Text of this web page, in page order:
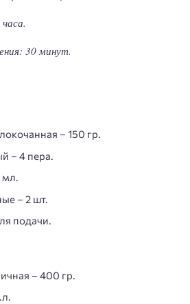
30 минут.
– 150 гр.
– 4 пера.
мл.
– 2 шт.
подачи.
– 400 гр.